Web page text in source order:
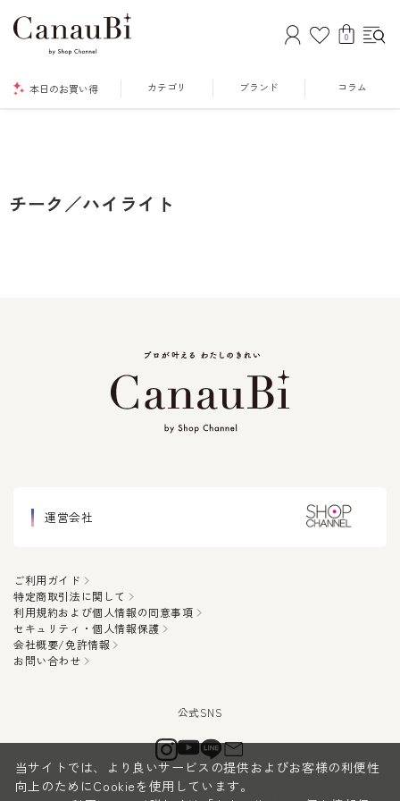
0
本日のお買い得 カテゴリ ブランド コラム
チーク／ハイライト
運営会社
ご利用ガイド
特定商取引法に関して
利用規約および個人情報の同意事項
セキュリティ・個人情報保護
会社概要/免許情報
お問い合わせ
当サイトでは、より良いサービスの提供およびお客様の利便性
向上のためにCookieを使用しています。